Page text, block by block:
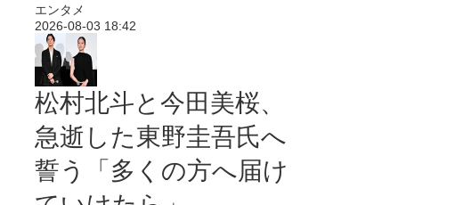
エンタメ
2026-08-03 18:42
松村北斗と今田美桜、
急逝した東野圭吾氏へ
誓う「多くの方へ届け